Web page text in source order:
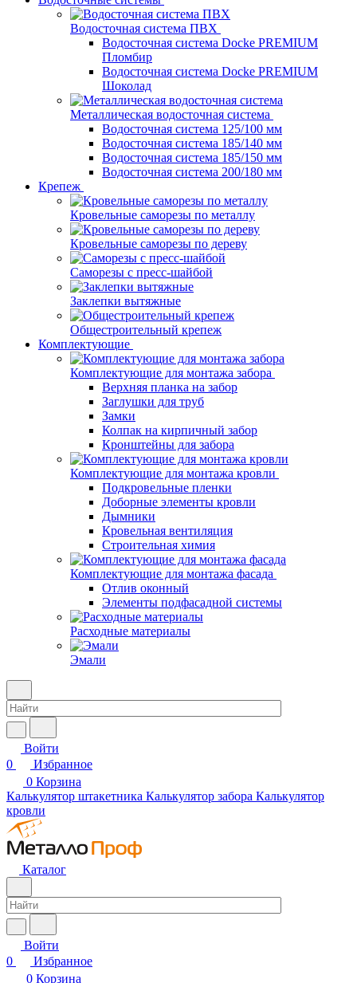
Водосточная система ПВХ
Водосточная система Docke PREMIUM
Пломбир
Водосточная система Docke PREMIUM
Шоколад
Металлическая водосточная система
Водосточная система 125/100 мм
Водосточная система 185/140 мм
Водосточная система 185/150 мм
Водосточная система 200/180 мм
Крепеж
Кровельные саморезы по металлу
Кровельные саморезы по дереву
Саморезы с пресс-шайбой
Заклепки вытяжные
Общестроительный крепеж
Комплектующие
Комплектующие для монтажа забора
Верхняя планка на забор
Заглушки для труб
Замки
Колпак на кирпичный забор
Кронштейны для забора
Комплектующие для монтажа кровли
Подкровельные пленки
Доборные элементы кровли
Дымники
Кровельная вентиляция
Строительная химия
Комплектующие для монтажа фасада
Отлив оконный
Элементы подфасадной системы
Расходные материалы
Эмали
Войти
0
Избранное
0 Корзина
Калькулятор штакетника Калькулятор забора Калькулятор
кровли
Каталог
Войти
0
Избранное
0 Корзина